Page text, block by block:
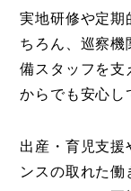
実地研修や定期
ちろん、巡察機
備スタッフを支
からでも安心し
出産・育児支援
ンスの取れた働